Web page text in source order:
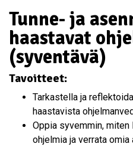
Tunne- ja
haastavat
(syventävä)
Tavoitteet:
Tarkastella ja
haastavista
Oppia syvemmin,
ohjelmia ja verrata